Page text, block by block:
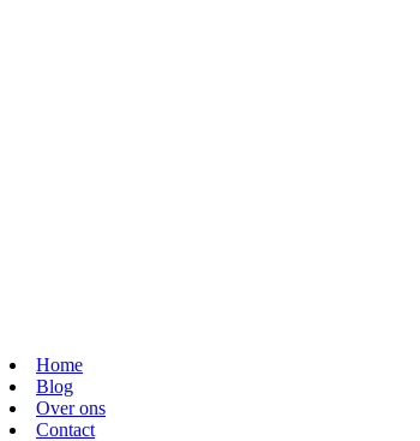
Home
Blog
Over ons
Contact